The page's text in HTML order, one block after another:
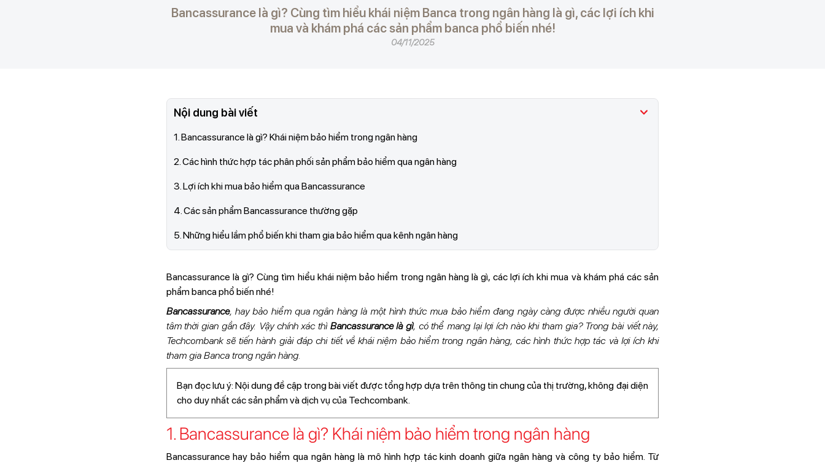
Bancassurance là gì? Cùng tìm hiểu khái niệm Banca trong ngân hàng là gì, các lợi ích khi
mua và khám phá các sản phẩm banca phổ biến nhé!
04/11/2025
Nội dung bài viết
1. Bancassurance là gì? Khái niệm bảo hiểm trong ngân hàng
2. Các hình thức hợp tác phân phối sản phẩm bảo hiểm qua ngân hàng
3. Lợi ích khi mua bảo hiểm qua Bancassurance
4. Các sản phẩm Bancassurance thường gặp
5. Những hiểu lầm phổ biến khi tham gia bảo hiểm qua kênh ngân hàng
Bancassurance là gì? Cùng tìm hiểu khái niệm bảo hiểm trong ngân hàng là gì, các lợi ích khi mua và khám phá các sản
phẩm banca phổ biến nhé!
Bancassurance, hay bảo hiểm qua ngân hàng là một hình thức mua bảo hiểm đang ngày càng được nhiều người quan
tâm thời gian gần đây. Vậy chính xác thì Bancassurance là gì, có thể mang lại lợi ích nào khi tham gia? Trong bài viết này,
Techcombank sẽ tiến hành giải đáp chi tiết về khái niệm bảo hiểm trong ngân hàng, các hình thức hợp tác và lợi ích khi
tham gia Banca trong ngân hàng.
Bạn đọc lưu ý: Nội dung đề cập trong bài viết được tổng hợp dựa trên thông tin chung của thị trường, không đại diện
cho duy nhất các sản phẩm và dịch vụ của Techcombank.
1. Bancassurance là gì? Khái niệm bảo hiểm trong ngân hàng
Bancassurance hay bảo hiểm qua ngân hàng là mô hình hợp tác kinh doanh giữa ngân hàng và công ty bảo hiểm. Từ